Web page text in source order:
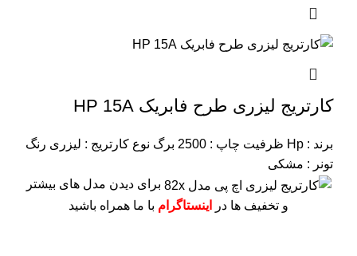
کارتریج لیزری طرح فابریک HP 15A
برند : Hp ظرفیت چاپ : 2500 برگ نوع کارتریج : لیزری رنگ
تونر : مشکی
برای دیدن مدل های بیشتر
و تخفیف ها در
اینستاگرام با ما همراه باشید